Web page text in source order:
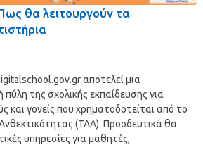
θα λειτουργούν τα
αποτελεί μια
της σχολικής εκπαίδευσης για
και γονείς που χρηματοδοτείται από το
(ΤΑΑ). Προοδευτικά θα
υπηρεσίες για μαθητές,